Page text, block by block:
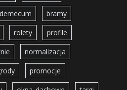
bramy
rolety profile
normalizacja
promocje